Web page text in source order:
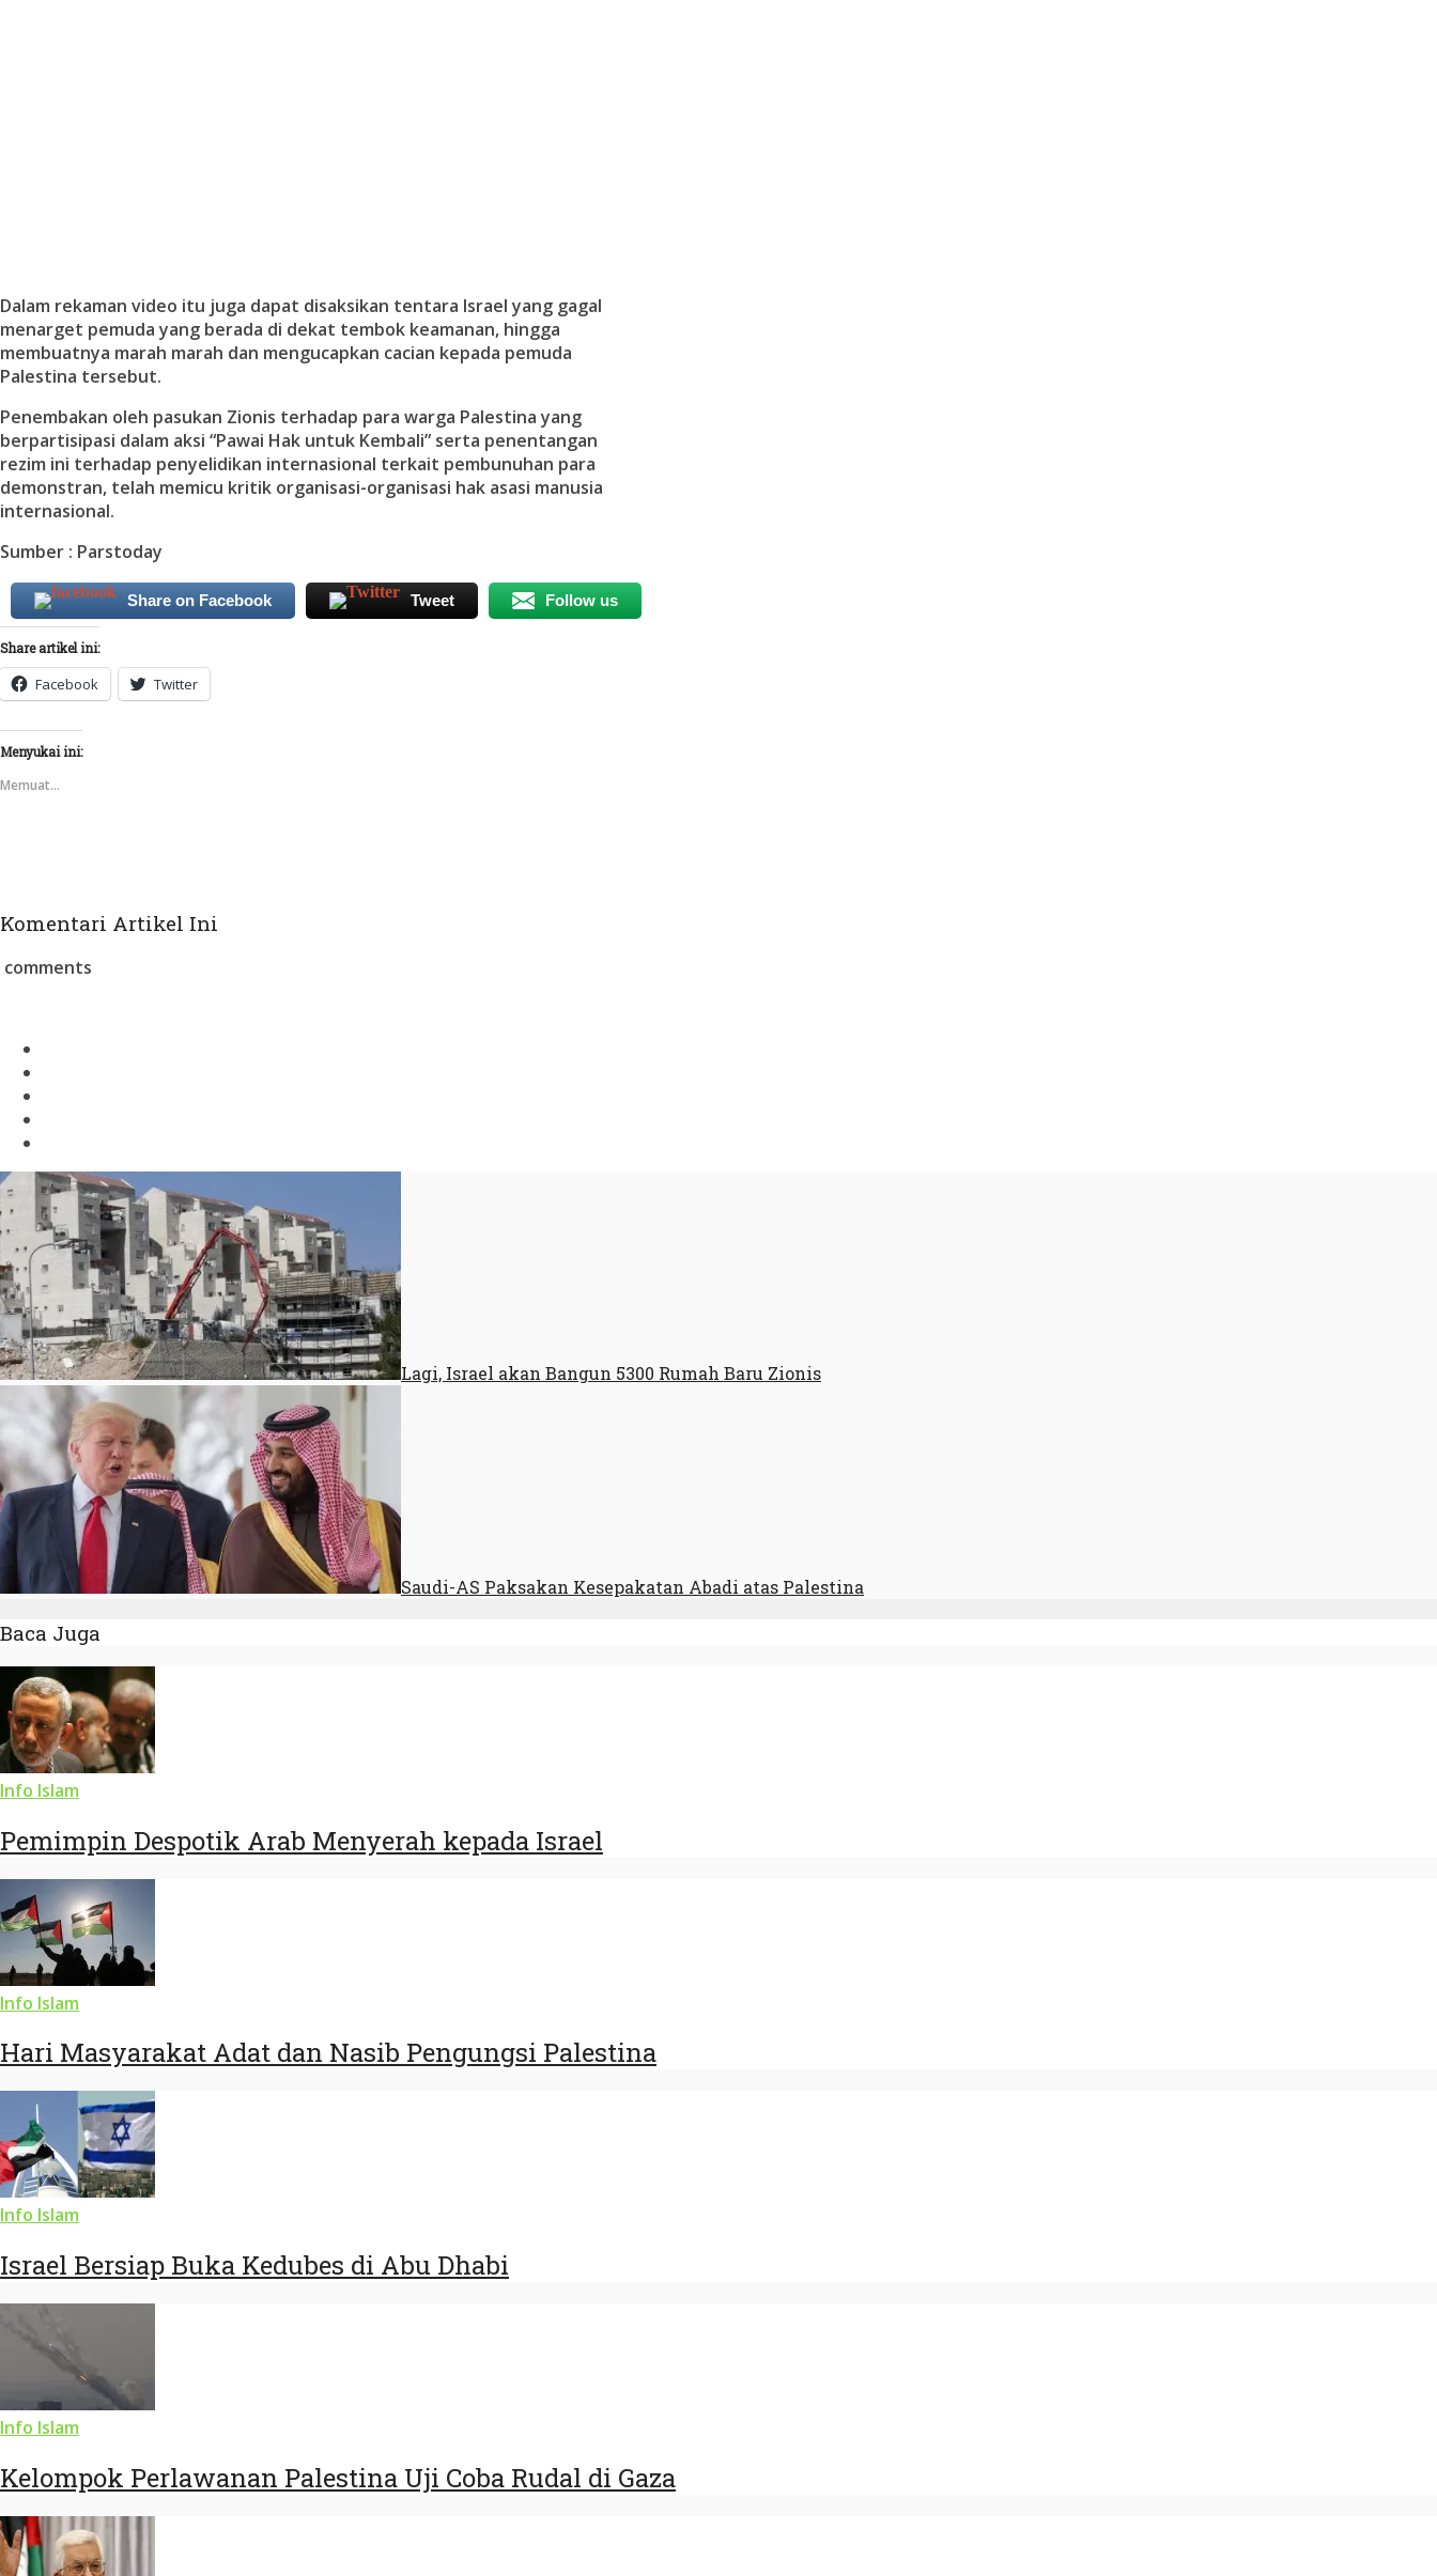
Dalam rekaman video itu juga dapat disaksikan tentara Israel yang gagal
menarget pemuda yang berada di dekat tembok keamanan, hingga
membuatnya marah marah dan mengucapkan cacian kepada pemuda
Palestina tersebut.
Penembakan oleh pasukan Zionis terhadap para warga Palestina yang
berpartisipasi dalam aksi “Pawai Hak untuk Kembali” serta penentangan
rezim ini terhadap penyelidikan internasional terkait pembunuhan para
demonstran, telah memicu kritik organisasi-organisasi hak asasi manusia
internasional.
Sumber : Parstoday
Share on Facebook Tweet Follow us
Share artikel ini:
Facebook Twitter
Menyukai ini:
Memuat...
Komentari Artikel Ini
comments
Lagi, Israel akan Bangun 5300 Rumah Baru Zionis
Saudi-AS Paksakan Kesepakatan Abadi atas Palestina
Baca Juga
Info Islam
Pemimpin Despotik Arab Menyerah kepada Israel
Info Islam
Hari Masyarakat Adat dan Nasib Pengungsi Palestina
Info Islam
Israel Bersiap Buka Kedubes di Abu Dhabi
Info Islam
Kelompok Perlawanan Palestina Uji Coba Rudal di Gaza